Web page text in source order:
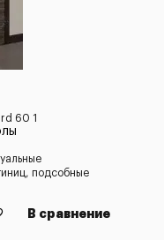
60 1
подсобные
В сравнение